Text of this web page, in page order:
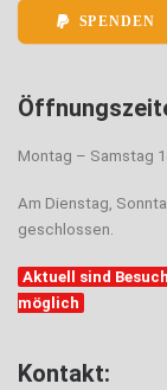
SPENDEN
Montag – Samstag
Am Dienstag,
geschlossen.
Aktuell sind
möglich
Kontakt: